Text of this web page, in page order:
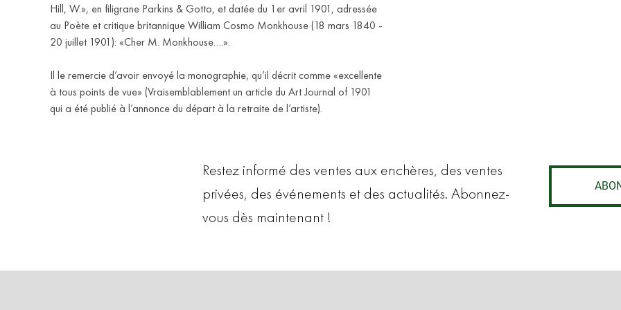
Hill, W.», en filigrane Parkins & Gotto, et datée du 1er avril 1901, adressée
au Poète et critique britannique William Cosmo Monkhouse (18 mars 1840 -
20 juillet 1901): «Cher M. Monkhouse….».
Il le remercie d’avoir envoyé la monographie, qu’il décrit comme «excellente
à tous points de vue» (Vraisemblablement un article du Art Journal of 1901
qui a été publié à l’annonce du départ à la retraite de l’artiste).
Restez informé des ventes aux enchères, des ventes
privées, des événements et des actualités. Abonnez-
vous dès maintenant !